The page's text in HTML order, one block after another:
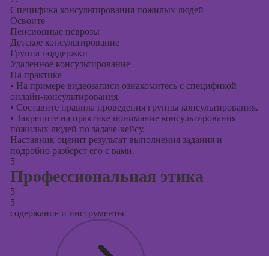
Специфика консультирования пожилых людей
Освоите
Пенсионные неврозы
Детское консультирование
Группа поддержки
Удаленное консультирование
На практике
• На примере видеозаписи ознакомитесь с спецификой
онлайн-консультирования.
• Составите правила проведения группы консультирования.
• Закрепите на практике понимание консультирования
пожилых людей по задаче-кейсу.
Наставник оценит результат выполнения задания и
подробно разберет его с вами.
5
Профессиональная этика
5
5
содержание и инструменты